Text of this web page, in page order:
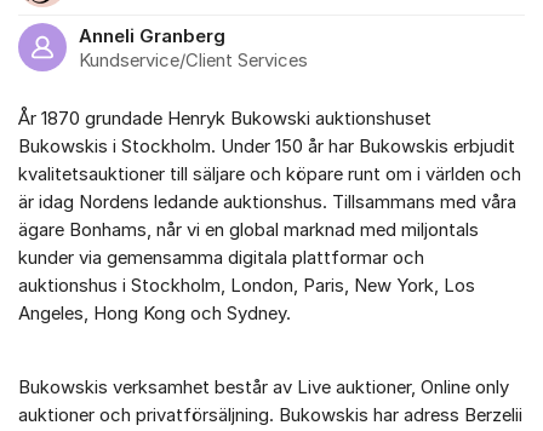
Anneli Granberg
Kundservice/Client Services
År 1870 grundade Henryk Bukowski auktionshuset
Bukowskis i Stockholm. Under 150 år har Bukowskis erbjudit
kvalitetsauktioner till säljare och köpare runt om i världen och
är idag Nordens ledande auktionshus. Tillsammans med våra
ägare Bonhams, når vi en global marknad med miljontals
kunder via gemensamma digitala plattformar och
auktionshus i Stockholm, London, Paris, New York, Los
Angeles, Hong Kong och Sydney.
Bukowskis verksamhet består av Live auktioner, Online only
auktioner och privatförsäljning. Bukowskis har adress Berzelii